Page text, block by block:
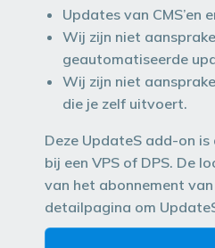
Updates van CMS’en
Wij zijn niet
geautomatiseerde
Wij zijn niet
die je zelf uitvoert.
Deze UpdateS add-on
bij een VPS of DPS. De
van het abonnement
detailpagina om